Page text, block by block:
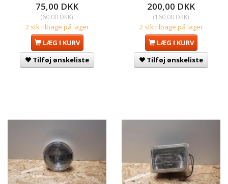
75,00 DKK
(60,00 DKK)
2 stk tilbage på lager
LÆG I KURV
Tilføj ønskeliste
200,00 DKK
(160,00 DKK)
2 stk tilbage på lager
LÆG I KURV
Tilføj ønskeliste